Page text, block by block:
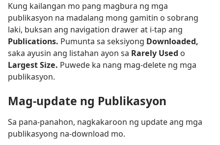
Kung kailangan mo pang magbura ng mga
publikasyon na madalang mong gamitin o sobrang
laki, buksan ang navigation drawer at i-tap ang
Publications. Pumunta sa seksiyong Downloaded,
saka ayusin ang listahan ayon sa Rarely Used o
Largest Size. Puwede ka nang mag-delete ng mga
publikasyon.
Mag-update ng Publikasyon
Sa pana-panahon, nagkakaroon ng update ang mga
publikasyong na-download mo.